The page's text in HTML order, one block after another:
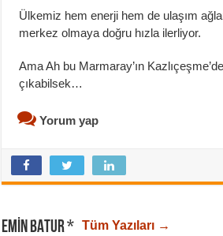
Ülkemiz hem enerji hem de ulaşım
merkez olmaya doğru hızla ilerliyor.
Ama Ah bu Marmaray’ın
çıkabilsek…
Yorum yap
EMIN BATUR * Tüm Yazıları →